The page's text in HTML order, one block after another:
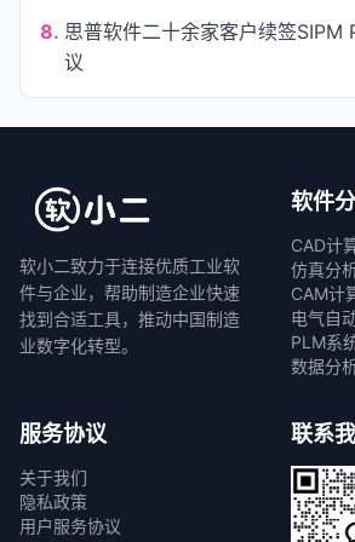
8. 思普软件二十余家客户续签SIPM
议
软小二致力于连接优质工业软
件与企业，帮助制造企业快速
找到合适工具，推动中国制造
业数字化转型。
软件
CAD计
仿真分
CAM计
电气自
PLM系
数据分
服务协议
关于我们
隐私政策
用户服务协议
联系